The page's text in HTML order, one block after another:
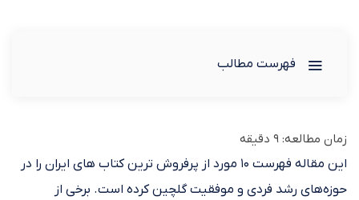
فهرست مطالب
زمان مطالعه: 9 دقیقه
این مقاله فهرست ۱۰ مورد از پرفروش ترین کتاب های ایران را در
حوزه‌های رشد فردی و موفقیت گلچین کرده است. برخی از